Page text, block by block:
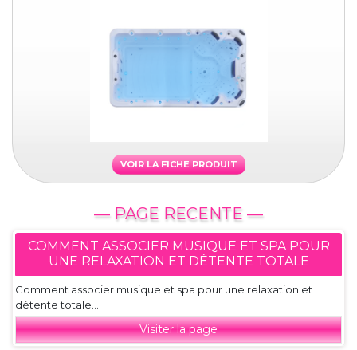
VOIR LA FICHE PRODUIT
— PAGE RECENTE —
COMMENT ASSOCIER MUSIQUE ET SPA POUR
UNE RELAXATION ET DÉTENTE TOTALE
Comment associer musique et spa pour une relaxation et
détente totale...
Visiter la page